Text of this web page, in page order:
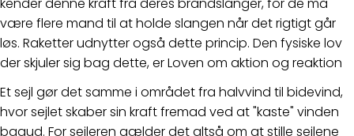
være flere mand til at holde slangen når det rigtigt går
løs. Raketter udnytter også dette princip. Den fysiske lov
der skjuler sig bag dette, er Loven om aktion og reaktion
Et sejl gør det samme i området fra halvvind til bidevind,
hvor sejlet skaber sin kraft fremad ved at "kaste" vinden
bagud. For sejleren gælder det altså om at stille sejlene